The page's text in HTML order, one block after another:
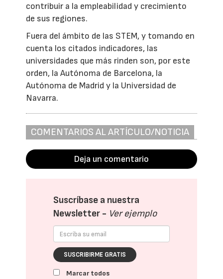
contribuir a la empleabilidad y crecimiento
de sus regiones.
Fuera del ámbito de las STEM, y tomando en
cuenta los citados indicadores, las
universidades que más rinden son, por este
orden, la Autónoma de Barcelona, la
Autónoma de Madrid y la Universidad de
Navarra.
COMENTARIOS AL ARTÍCULO/NOTICIA
Deja un comentario
Suscríbase a nuestra
Newsletter - Ver ejemplo
SUSCRIBIRME GRATIS
Marcar todos